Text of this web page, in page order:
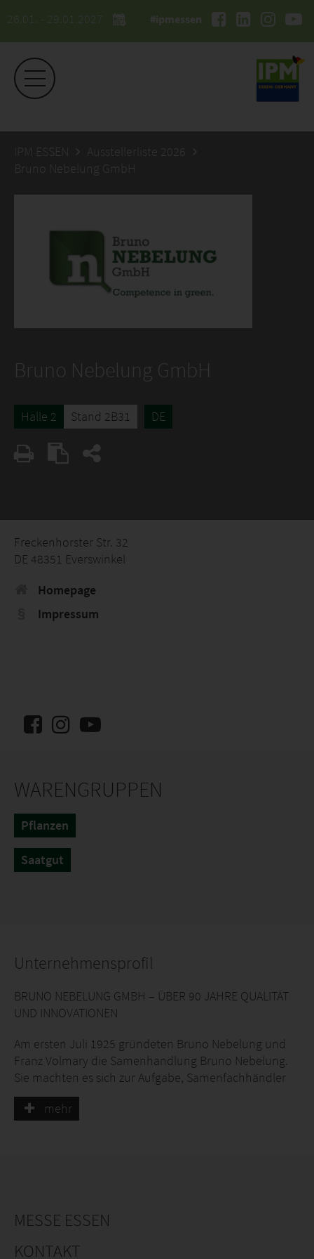
26.01. - 29.01.2027 #ipmessen
IPM ESSEN
Ausstellerliste 2026
Bruno Nebelung GmbH
Bruno Nebelung GmbH
Halle 2 Stand 2B31 DE
Freckenhorster Str. 32
DE 48351 Everswinkel
Homepage
Impressum
WARENGRUPPEN
Pflanzen
Saatgut
Unternehmensprofil
BRUNO NEBELUNG GMBH – ÜBER 90 JAHRE QUALITÄT
UND INNOVATIONEN
Am ersten Juli 1925 gründeten Bruno Nebelung und
Franz Volmary die Samenhandlung Bruno Nebelung.
Sie machten es sich zur Aufgabe, Samenfachhändler
und Erwerbsgärtner mit sortenreinem und hoch
keimfähigem Qualitätssaatgut zu versorgen.
mehr
MESSE ESSEN
KONTAKT